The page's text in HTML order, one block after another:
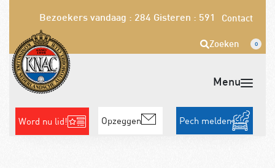
Bezoekers vandaag : 284 Gisteren : 591 Contact
Zoeken 0
Word nu lid! Opzeggen Pech melden